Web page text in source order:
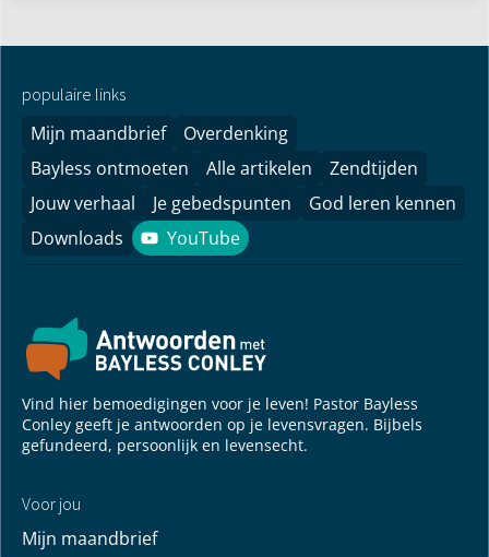
populaire links
Mijn maandbrief
Overdenking
Bayless ontmoeten
Alle artikelen
Zendtijden
Jouw verhaal
Je gebedspunten
God leren kennen
Downloads
YouTube
YouTube
Vind hier bemoedigingen voor je leven! Pastor Bayless
Conley geeft je antwoorden op je levensvragen. Bijbels
gefundeerd, persoonlijk en levensecht.
Voor jou
Mijn maandbrief